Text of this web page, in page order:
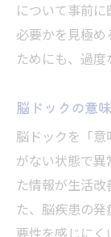
について事前
必要かを見極
ためにも、過度
脳ドックの意
脳ドックを「
がない状態で
た情報が生活
た、脳疾患の